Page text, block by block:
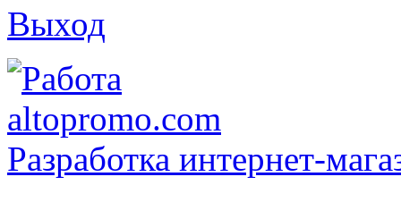
Выход
Разработка интернет-